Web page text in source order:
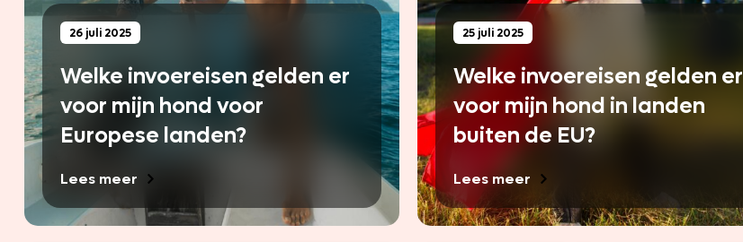
26 juli 2025
Welke invoereisen gelden er
voor mijn hond voor
Europese landen?
Lees meer
25 juli 2025
Welke invoereisen gelden er
voor mijn hond in landen
buiten de EU?
Lees meer